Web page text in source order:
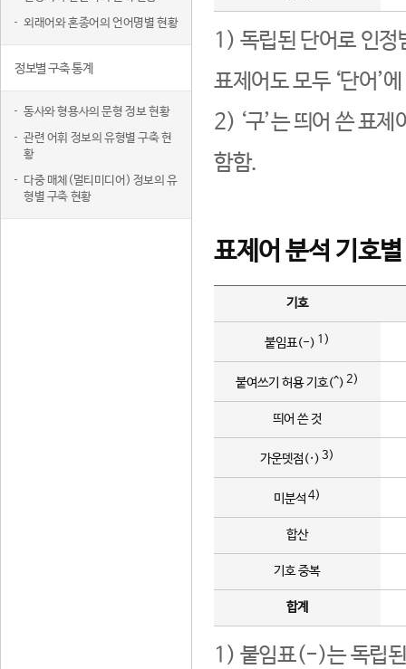
외래어와 혼종어의 언어명별 현황
정보별 구축 통계
동사와 형용사의 문형 정보 현황
관련 어휘 정보의 유형별 구축 현
황
다중 매체(멀티미디어) 정보의 유
형별 구축 현황
1) 독립된 단어로 인정
표제어도 모두 ‘단어’
2) ‘구’는 띄어 쓴 표
함함.
표제어 분석 기호
기호
붙임표(-) 1)
붙여쓰기 허용 기호(^) 2)
띄어 쓴 것
가운뎃점(·) 3)
미분석 4)
합산
기호 중복
합계
1) 붙임표(-)는 독립된